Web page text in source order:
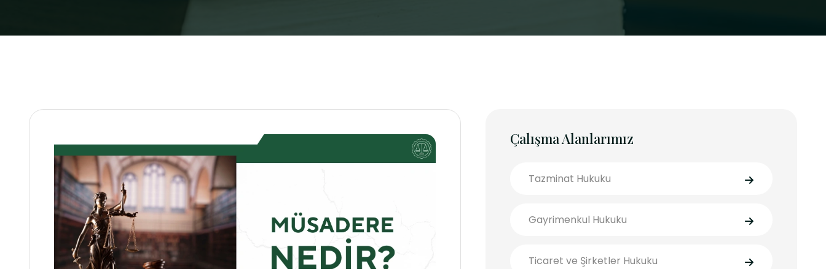
Çalışma Alanlarımız
Tazminat Hukuku
Gayrimenkul Hukuku
Ticaret ve Şirketler Hukuku